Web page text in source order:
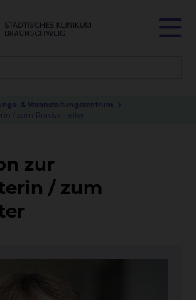
& Veranstaltungszentrum
/ zum Praxisanleiter
zur
/ zum